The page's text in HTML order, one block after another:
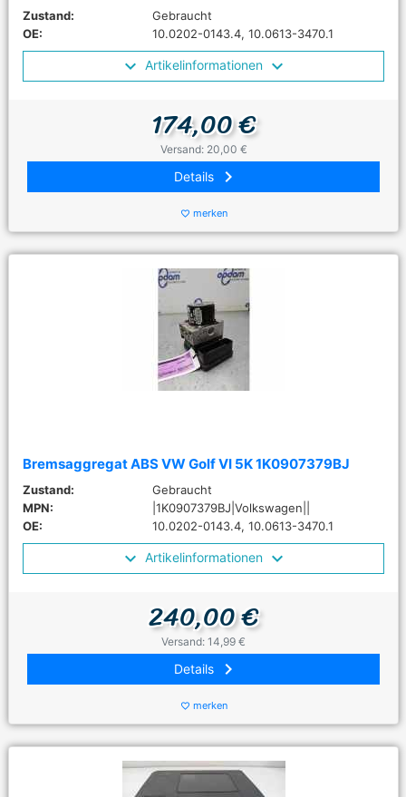
Zustand:
Gebraucht
OE:
10.0202-0143.4, 10.0613-3470.1
Artikelinformationen
174,00 €
Versand: 20,00 €
Details keyboard_arrow_right
favorite_border merken
Bremsaggregat ABS VW Golf VI 5K 1K0907379BJ
Zustand:
Gebraucht
MPN:
|1K0907379BJ|Volkswagen||
OE:
10.0202-0143.4, 10.0613-3470.1
Artikelinformationen
240,00 €
Versand: 14,99 €
Details keyboard_arrow_right
favorite_border merken